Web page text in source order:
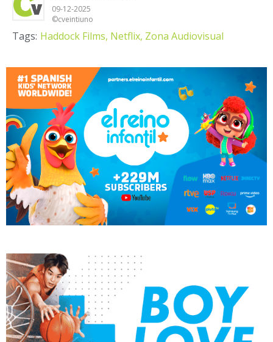
09-12-2025
©cveintiuno
Tags: Haddock Films, Netflix, Zona Audiovisual